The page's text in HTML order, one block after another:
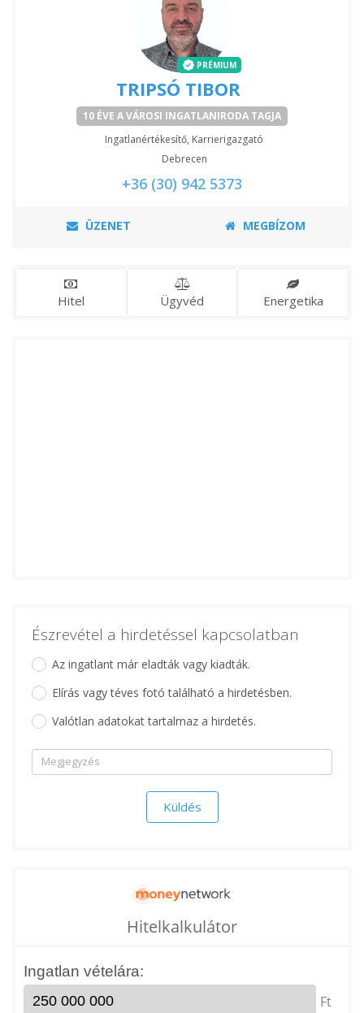
PRÉMIUM
TRIPSÓ TIBOR
10 ÉVE A VÁROSI INGATLANIRODA TAGJA
Ingatlanértékesítő, Karrierigazgató
Debrecen
+36 (30) 942 5373
ÜZENET MEGBÍZOM
Hitel Ügyvéd Energetika
Észrevétel a hirdetéssel kapcsolatban
Az ingatlant már eladták vagy kiadták.
Elírás vagy téves fotó található a hirdetésben.
Valótlan adatokat tartalmaz a hirdetés.